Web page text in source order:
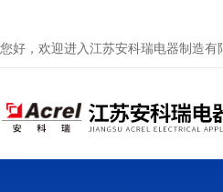
您好，欢迎进入江苏安科瑞电器制造有